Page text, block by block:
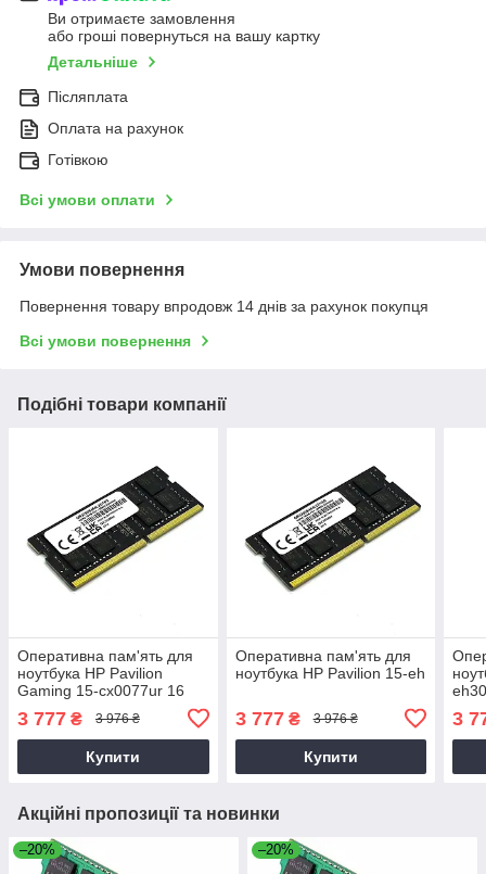
Ви отримаєте замовлення
або гроші повернуться на вашу картку
Детальніше
Післяплата
Оплата на рахунок
Готівкою
Всі умови оплати
Умови повернення
Повернення товару впродовж 14 днів за рахунок покупця
Всі умови повернення
Подібні товари компанії
Оперативна пам'ять для
ноутбука HP Pavilion
Gaming 15-cx0077ur 16
3 777 ₴ 3 976 ₴
Купити
Оперативна пам'ять для
ноутбука HP Pavilion 15-eh
3 777₴ 3 976 ₴
Купити
3
Акційні пропозиції та новинки
–20% –20%